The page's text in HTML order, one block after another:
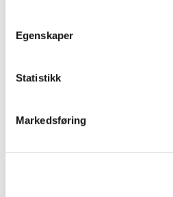
Egenskaper
Statistikk
Markedsføring
Foto: @nuen
designer duo Anderssen &
shape of the piece of